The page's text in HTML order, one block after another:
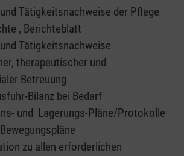
Tätigkeitsnachweise der Pflege
, Berichteblatt
Tätigkeitsnachweise
therapeutischer und
Betreuung
Bilanz bei Bedarf
und Lagerungs-Pläne/Protokolle
zu allen erforderlichen